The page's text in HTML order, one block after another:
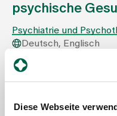
Diese Webseite
Team
Zuweisende
psychische
Psychiatrie und
Deutsch, Englisch
Zentrum für
Privatklinik Hohenegg
8125 Zollikerberg